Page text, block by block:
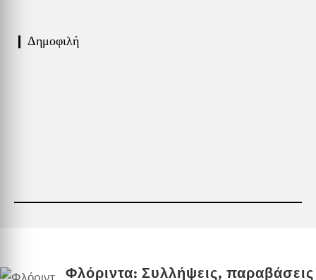
❙ Δημοφιλή
Φλόριντα: Συλλήψεις, παραβάσεις